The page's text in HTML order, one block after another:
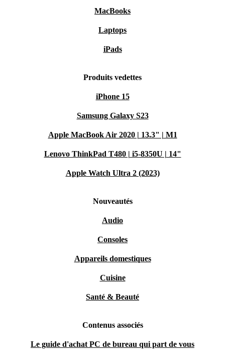
MacBooks
Laptops
iPads
Produits vedettes
iPhone 15
Samsung Galaxy S23
Apple MacBook Air 2020 | 13.3" | M1
Lenovo ThinkPad T480 | i5-8350U | 14"
Apple Watch Ultra 2 (2023)
Nouveautés
Audio
Consoles
Appareils domestiques
Cuisine
Santé & Beauté
Contenus associés
Le guide d'achat PC de bureau qui part de vous